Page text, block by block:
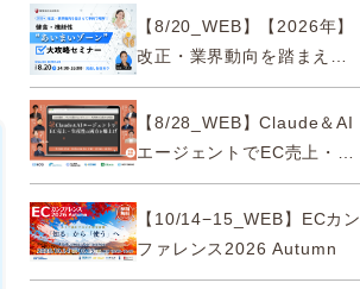
『直前チェックポイント』
【8/20_WEB】【2026年】
改正・業界動向を踏まえて
事例で理解 健食・機能
性“あいまいゾーン”大攻略セ
ミナー
【8/28_WEB】Claude＆AI
エージェントでEC売上・生
産性の両方を爆上げ ～ただ
使うだけじゃない！&qu...
【10/14−15_WEB】ECカン
ファレンス2026 Autumn